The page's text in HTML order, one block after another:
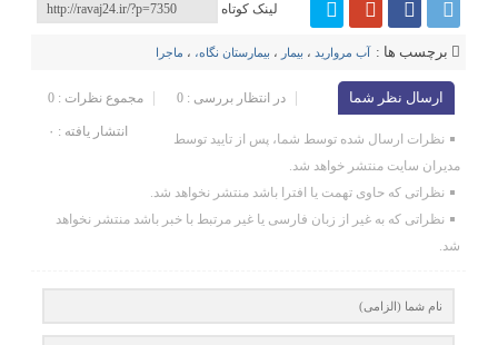
لینک کوتاه
برچسب ها : آب مروارید ، بیمار ، بیمارستان نگاه، ، ماجرا
ارسال نظر شما مجموع نظرات : 0 در انتظار بررسی : 0
انتشار یافته : ۰
نظرات ارسال شده توسط شما، پس از تایید توسط
مدیران سایت منتشر خواهد شد.
نظراتی که حاوی تهمت یا افترا باشد منتشر نخواهد شد.
نظراتی که به غیر از زبان فارسی یا غیر مرتبط با خبر باشد منتشر نخواهد
شد.